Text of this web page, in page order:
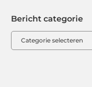
Bericht categorie